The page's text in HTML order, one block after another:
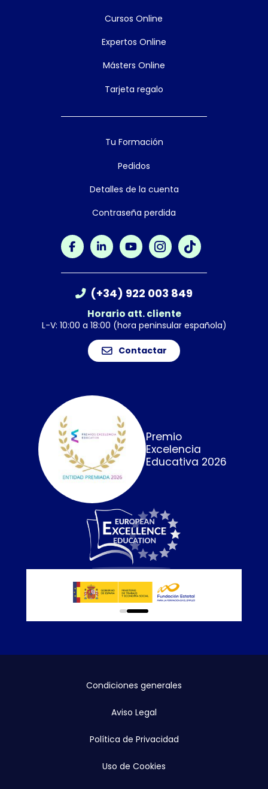
Cursos Online
Expertos Online
Másters Online
Tarjeta regalo
Tu Formación
Pedidos
Detalles de la cuenta
Contraseña perdida
(+34) 922 003 849
Horario att. cliente
L-V: 10:00 a 18:00 (hora peninsular española)
Contactar
Premio
Excelencia
Educativa 2026
0 1
Condiciones generales
Aviso Legal
Política de Privacidad
Uso de Cookies